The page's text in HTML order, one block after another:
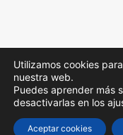
© 2026
Utilizamos cookies
nuestra web.
Puedes aprender más
desactivarlas en los
Aceptar cookies